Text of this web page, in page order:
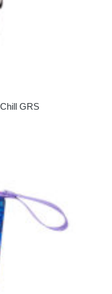
GRS